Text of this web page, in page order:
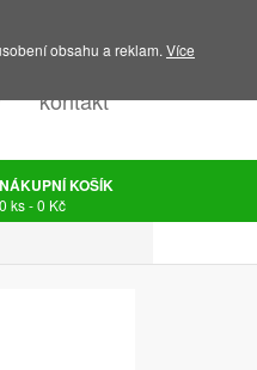
kontakt
NÁKUPNÍ KOŠÍK
0 ks -0 Kč
obsahu a reklam. Více